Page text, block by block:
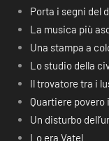
Porta i segni del
La musica più
Una stampa a
Lo studio della
Il trovatore tra i
Quartiere povero
Un disturbo
Lo era Vatel